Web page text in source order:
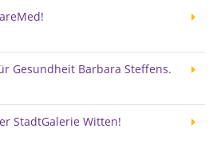
Gesundheit Barbara Steffens.
StadtGalerie Witten!